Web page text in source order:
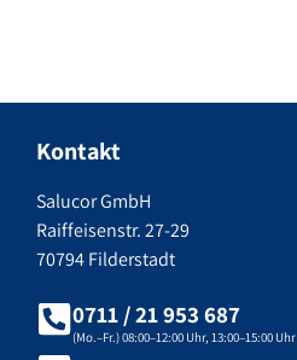
Kontakt
Salucor GmbH
Raiffeisenstr. 27-29
70794 Filderstadt
0711 / 21 953 687
(Mo.–Fr.) 08:00–12:00 Uhr, 13:00–15:00 Uhr